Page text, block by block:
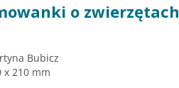
o zwierzętach
Bubicz
x 210 mm